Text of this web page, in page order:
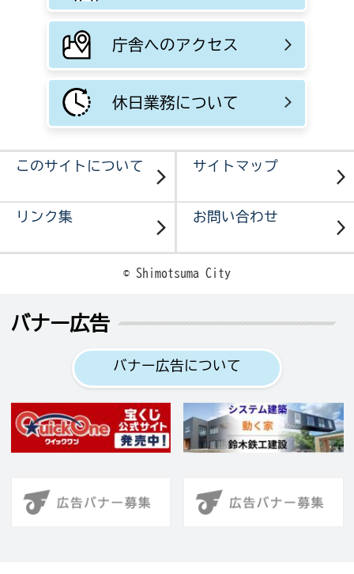
庁舎へのアクセス
休日業務について
このサイトについて サイトマップ
リンク集 お問い合わせ
© Shimotsuma City
バナー広告
バナー広告について